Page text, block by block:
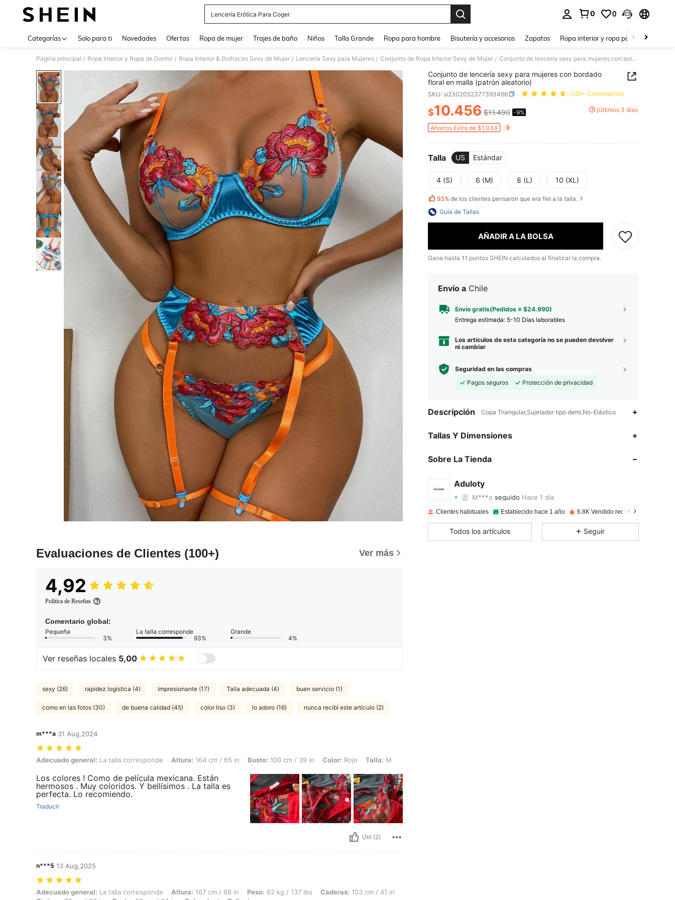
Lencería Erótica Para Coger
0 0
Categorías Solo para ti Novedades Ofertas Ropa de mujer Trajes de baño Niños Talla Grande Ropa para hombre Bisutería y accesorios Zapatos Ropa interior y ropa para dormir
Página principal / Ropa Interior y Ropa de Dormir / Ropa Interior & Disfraces Sexy de Mujer / Lencería Sexy para Mujeres / Conjunto de Ropa Interior Sexy de Mujer / Conjunto de lencería sexy para mujeres con bordado floral en malla (patrón aleatorio)
Evaluaciones de Clientes (100+) Ver más
4,92
Política de Reseñas
Comentario global:
Pequeña
3%
La talla corresponde
93%
Grande
4%
Ver reseñas locales 5,00
sexy (26) rapidez logística (4) impresionante (17) Talla adecuada (4) buen servicio (1)
como en las fotos (30) de buena calidad (45) color liso (3) lo adoro (16) nunca recibí este artículo (2)
m***a 31 Aug,2024
Adecuado general: La talla corresponde, Altura: 164 cm / 65 in, Busto: 100 cm / 39 in, Color: Rojo, Talla: M
Adecuado general: La talla corresponde Altura: 164 cm / 65 in Busto: 100 cm / 39 in Color: Rojo Talla: M
Los colores ! Como de película mexicana. Están
hermosos . Muy coloridos. Y bellísimos . La talla es
perfecta. Lo recomiendo.
Traducir
Útil (2)
n***5 13 Aug,2025
Adecuado general: La talla corresponde, Altura: 167 cm / 66 in, Peso: 62 kg / 137 lbs, Caderas: 103 cm / 41 in, Cintura: 77 cm / 30 in, Busto: 86 cm / 34 in, Color: Azul, Talla: L
Adecuado general: La talla corresponde Altura: 167 cm / 66 in Peso: 62 kg / 137 lbs Caderas: 103 cm / 41 in
Conjunto de lencería sexy para mujeres con bordado
floral en malla (patrón aleatorio)
SKU: si2302052377393466 (100+ Comentarios)
PRICE AND AVAILABILITY
$10.456 $11.490 -9% ¡Últimos 3 días
Ahorros Extra de $1.034
Talla US Estándar
4 (S) 6 (M) 8 (L) 10 (XL)
93% de los clientes pensaron que era fiel a la talla.
Guía de Tallas
AÑADIR A LA BOLSA
Gana hasta 11 puntos SHEIN calculados al finalizar la compra.
Envío a Chile
Envío gratis(Pedidos ≥ $24.990)
Entrega estimada: 5-10 Días laborables
Los artículos de esta categoría no se pueden devolver
ni cambiar
Seguridad en las compras
Pagos seguros
Protección de privacidad
Descripción Copa Triangular,Sujetador tipo demi,No-Elástico
Tallas Y Dimensiones
Sobre La Tienda
Aduloty
4,95
M***o
4,95 Calificación 10 Artículos
4,95 10 4.5K
Clientes habituales Establecido hace 1 año 6.8K Vendido recientemente
Todos los artículos Seguir